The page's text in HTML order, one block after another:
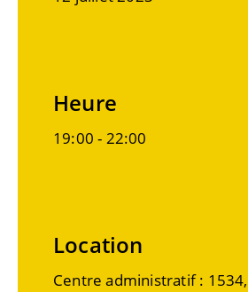
Heure
19:00 - 22:00
Location
Centre administratif :